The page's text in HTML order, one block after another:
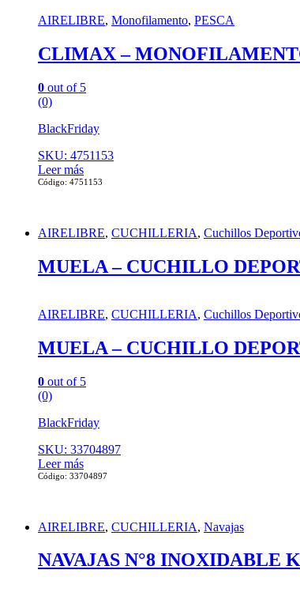
AIRELIBRE, Monofilamento, PESCA
CLIMAX –
0 out of 5
(0)
BlackFriday
SKU: 4751153
Leer más
Código: 4751153
AIRELIBRE, CUCHILLERIA, Cuchillos
MUELA – CUCHILLO
AIRELIBRE, CUCHILLERIA, Cuchillos
MUELA – CUCHILLO
0 out of 5
(0)
BlackFriday
SKU: 33704897
Leer más
Código: 33704897
AIRELIBRE, CUCHILLERIA, Navajas
NAVAJAS N°8 INOXIDABLE